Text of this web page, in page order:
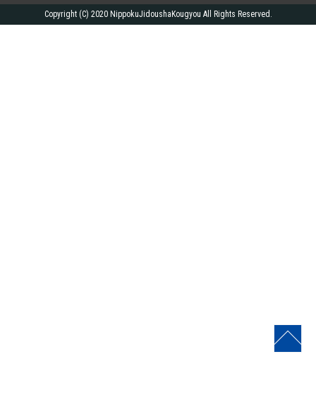
Copyright (C) 2020 NippokuJidoushaKougyou All Rights Reserved.